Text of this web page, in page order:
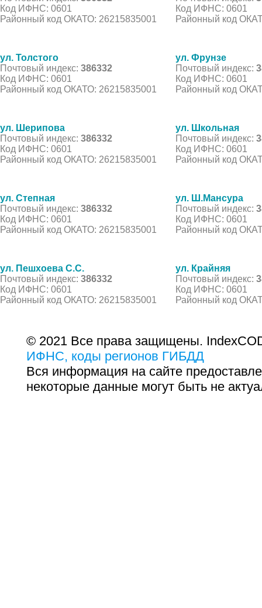
Код ИФНС: 0601
Районный код ОКАТО: 26215835001
Код ИФНС: 0601
Районный код
ул. Толстого
Почтовый индекс: 386332
Код ИФНС: 0601
Районный код ОКАТО: 26215835001
ул. Фрунзе
Почтовый индекс:
Код ИФНС: 0601
Районный код
ул. Шерипова
Почтовый индекс: 386332
Код ИФНС: 0601
Районный код ОКАТО: 26215835001
ул. Школьная
Почтовый индекс:
Код ИФНС: 0601
Районный код
ул. Степная
Почтовый индекс: 386332
Код ИФНС: 0601
Районный код ОКАТО: 26215835001
ул. Ш.Мансура
Почтовый индекс:
Код ИФНС: 0601
Районный код
ул. Пешхоева С.С.
Почтовый индекс: 386332
Код ИФНС: 0601
Районный код ОКАТО: 26215835001
ул. Крайняя
Почтовый индекс:
Код ИФНС: 0601
Районный код
© 2021 Все права защищены.
ИФНС, коды регионов ГИБДД
Вся информация на сайте
некоторые данные могут быть не